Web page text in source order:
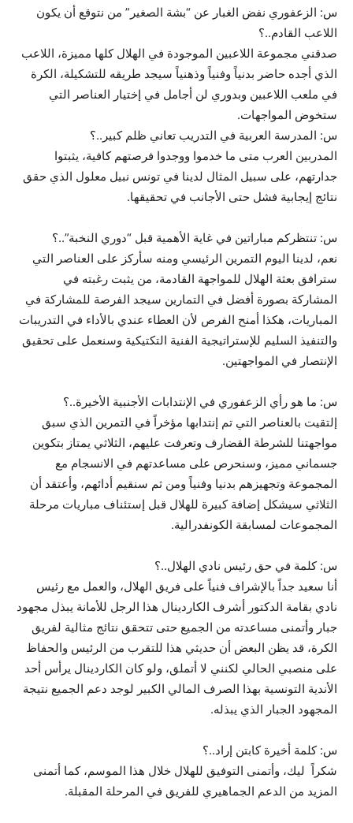
س: الزعفوري نفض الغبار عن “بشة الصغير” من نتوقع أن يكون
اللاعب القادم..؟
صدقني مجموعة اللاعبين الموجودة في الهلال كلها مميزة، اللاعب
الذي أجده حاضر بدنياً وفنياً وذهنياً سيجد طريقه للتشكيلة، الكرة
في ملعب اللاعبين وبدوري لن أجامل في إختيار العناصر التي
ستخوض المواجهات.
س: المدرسة العربية في التدريب تعاني ظلم كبير..؟
المدربين العرب متى ما خدموا ووجدوا فرصتهم كافية، يثبتوا
جدارتهم، على سبيل المثال لدينا في تونس نبيل معلول الذي حقق
نتائج إيجابية فشل حتى الأجانب في تحقيقها.
س: تنتظركم مباراتين في غاية الأهمية قبل “دوري النخبة”..؟
نعم، لدينا اليوم التمرين الرئيسي ومنه سأركز على العناصر التي
سترافق بعثة الهلال للمواجهة القادمة، من يثبت رغبته في
المشاركة بصورة أفضل في التمارين سيجد الفرصة للمشاركة في
المباريات، هكذا أمنح الفرص لأن العطاء عندي بالأداء في التدريبات
والتنفيذ السليم للإستراتيجية الفنية التكتيكية وسنعمل على تحقيق
الإنتصار في المواجهتين.
س: ما هو رأي الزعفوري في الإنتدابات الأجنبية الأخيرة..؟
إلتقيت بالعناصر التي تم إنتدابها مؤخراً في التمرين الذي سبق
مواجهتنا للشرطة القضارف وتعرفت عليهم، الثلاثي يمتاز بتكوين
جسماني مميز، وسنحرص على مساعدتهم في الانسجام مع
المجموعة وتجهيزهم بدنيا وفنياً ومن ثم سنقيم أدائهم، وأعتقد أن
الثلاثي سيشكل إضافة كبيرة للهلال قبل إستئناف مباريات مرحلة
المجموعات لمسابقة الكونفدرالية.
س: كلمة في حق رئيس نادي الهلال..؟
أنا سعيد جداً بالإشراف فنياً على فريق الهلال، والعمل مع رئيس
نادي بقامة الدكتور أشرف الكاردينال هذا الرجل للأمانة يبذل مجهود
جبار وأتمنى مساعدته من الجميع حتى تتحقق نتائج مثالية لفريق
الكرة، قد يظن البعض أن حديثي هذا للتقرب من الرئيس والحفاظ
على منصبي الحالي لكنني لا أتملق، ولو كان الكاردينال يرأس أحد
الأندية التونسية بهذا الصرف المالي الكبير لوجد دعم الجميع نتيجة
المجهود الجبار الذي يبذله.
س: كلمة أخيرة كابتن إراد..؟
شكراً ليك، وأتمنى التوفيق للهلال خلال هذا الموسم، كما أتمنى
المزيد من الدعم الجماهيري للفريق في المرحلة المقبلة.